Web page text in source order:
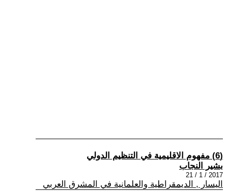
(6) مفهوم الاقليمية في التنظيم الدولي
بشير النجاب
2017 / 1 / 21
اليسار , الديمقراطية والعلمانية في المشرق العربي